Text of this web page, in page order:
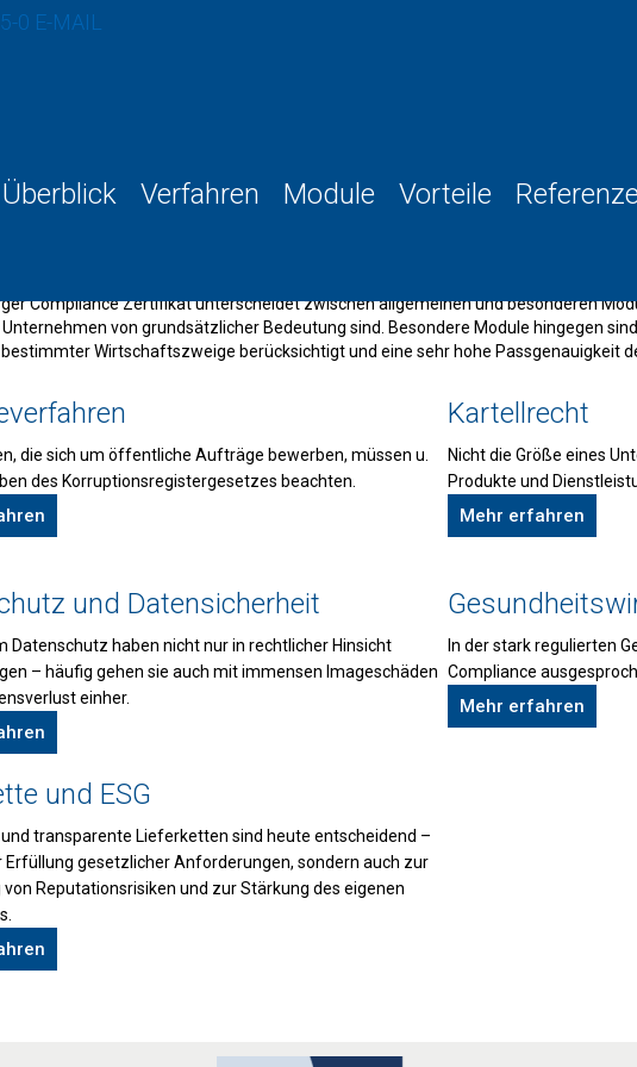
0 E-MAIL
Überblick Verfahren Module Vorteile
Compliance Zertifikat unterscheidet zwischen allgemeinen und besonderen
von grundsätzlicher Bedeutung sind. Besondere Module hingegen
bestimmter Wirtschaftszweige berücksichtigt und eine sehr hohe Passgenauigkeit
Kartellrecht
Nicht die Größe eines
Produkte und
Mehr erfahren
die sich um öffentliche Aufträge bewerben, müssen u.
des Korruptionsregistergesetzes beachten.
und Datensicherheit
Datenschutz haben nicht nur in rechtlicher Hinsicht
– häufig gehen sie auch mit immensen Imageschäden
einher.
In der stark regulierten
Compliance
Mehr erfahren
und ESG
und transparente Lieferketten sind heute entscheidend –
Erfüllung gesetzlicher Anforderungen, sondern auch zur
Reputationsrisiken und zur Stärkung des eigenen